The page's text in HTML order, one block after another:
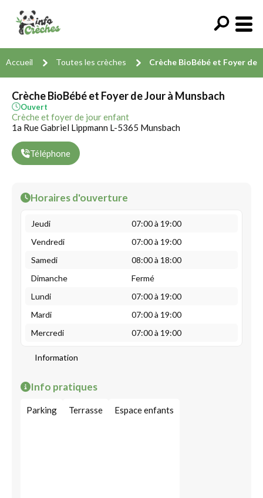
Accueil Toutes les crèches Crèche BioBébé et Foyer de
Crèche BioBébé et Foyer de Jour à Munsbach
Ouvert
Crèche et foyer de jour enfant
1a Rue Gabriel Lippmann L-5365 Munsbach
Téléphone
Horaires d'ouverture
Jeudi
07:00 à 19:00
Vendredi
07:00 à 19:00
Samedi
08:00 à 18:00
Dimanche
Fermé
Lundi
07:00 à 19:00
Mardi
07:00 à 19:00
Mercredi
07:00 à 19:00
Information
Info pratiques
Parking Terrasse Espace enfants